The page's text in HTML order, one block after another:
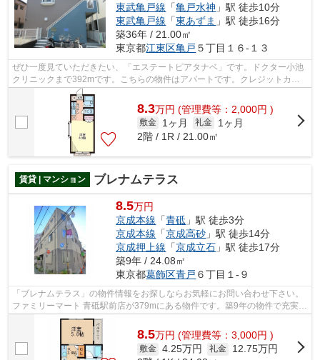
東武亀戸線 「亀戸水神 」駅 徒歩10分
東武亀戸線 「東あずま 」駅 徒歩16分
築36年 / 21.00㎡
東京都江東区亀戸 ５丁目１６-１３
ぜひ一度見ていただきたい、「エステートピアタナベ」です。ドクター小池
クリニックまで392mです。こちらの物件はアパートです。クレジットカー
ドで初期費用をお支払いいただける物件...
8.3万円 (管理費等：2,000円 )
敷金 1ヶ月 礼金
1ヶ月
2階 / 1R / 21.00㎡
賃貸 | マンション ブレナムテラス
8.5万円
京成本線 「青砥 」駅 徒歩3分
京成本線 「京成高砂 」駅 徒歩14分
京成押上線 「京成立石 」駅 徒歩17分
築9年 / 24.08㎡
東京都葛飾区青戸 ６丁目１-９
「ブレナムテラス」の物件情報をお探しならお気軽にお問い合わせ下さい。
ファミリーマート 青砥駅前店が379mにある物件です。築9年の物件で充実し
た毎日を過ごしませんか。こちらはマ...
8.5万円 (管理費等：3,000円 )
敷金 4.25万円 礼金
12.75万円